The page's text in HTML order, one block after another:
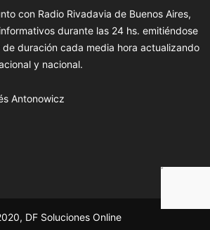
con Radio Rivadavia de Buenos Aires,
durante las 24 hs. emitiéndose
duración cada media hora actualizando
y nacional.
Antonowicz
DF Soluciones Online